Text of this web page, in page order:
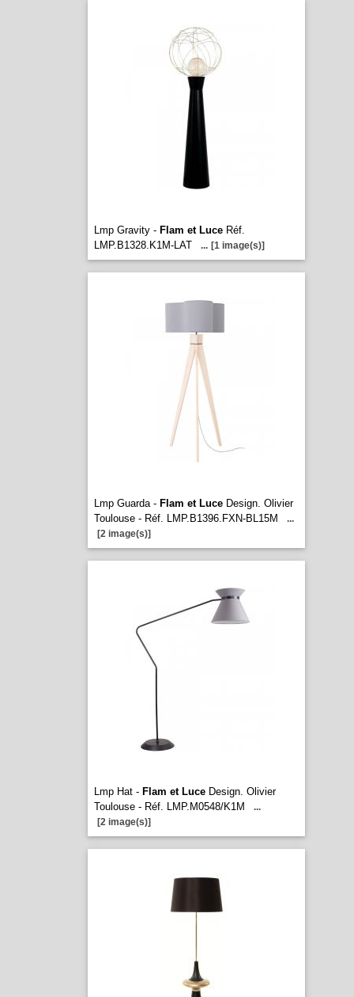
Lmp Gravity - Flam et LuceRéf.
LMP.B1328.K1M-LAT
... [1 image(s)]
Lmp Guarda - Flam et LuceDesign. Olivier
Toulouse - Réf. LMP.B1396.FXN-BL15M
...
[2 image(s)]
Lmp Hat - Flam et LuceDesign. Olivier
Toulouse - Réf. LMP.M0548/K1M
...
[2 image(s)]